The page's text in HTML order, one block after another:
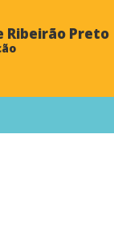
Ribeirão Preto